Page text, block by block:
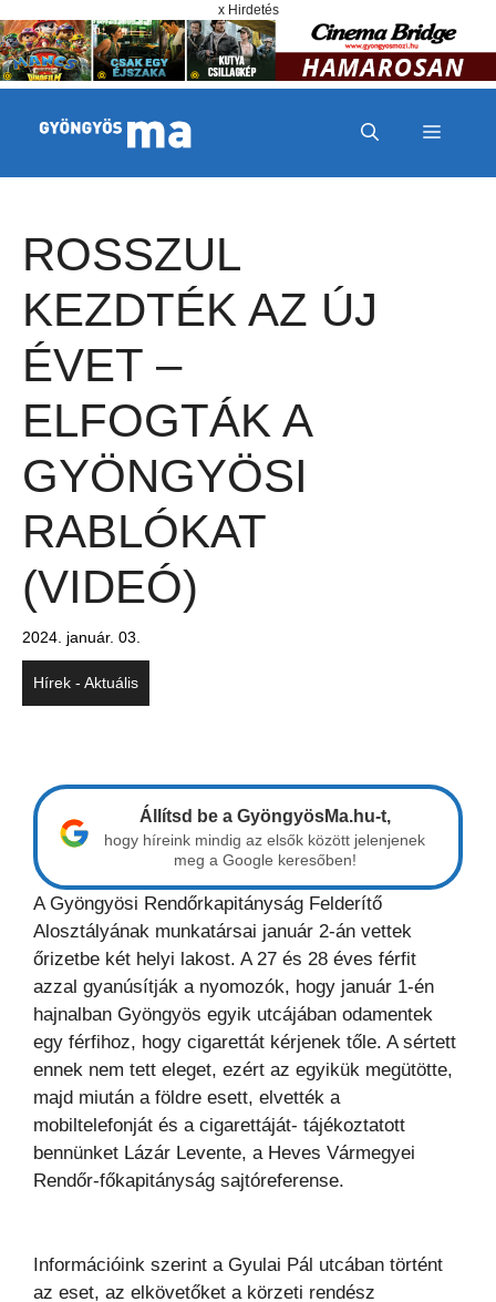
x Hirdetés
MENÜ
ROSSZUL
KEZDTÉK AZ ÚJ
ÉVET –
ELFOGTÁK A
GYÖNGYÖSI
RABLÓKAT
(VIDEÓ)
2024. január. 03.
Hírek - Aktuális
Állítsd be a GyöngyösMa.hu-t,
hogy híreink mindig az elsők között jelenjenek
meg a Google keresőben!
A Gyöngyösi Rendőrkapitányság Felderítő
Alosztályának munkatársai január 2-án vettek
őrizetbe két helyi lakost. A 27 és 28 éves férfit
azzal gyanúsítják a nyomozók, hogy január 1-én
hajnalban Gyöngyös egyik utcájában odamentek
egy férfihoz, hogy cigarettát kérjenek tőle. A sértett
ennek nem tett eleget, ezért az egyikük megütötte,
majd miután a földre esett, elvették a
mobiltelefonját és a cigarettáját- tájékoztatott
bennünket Lázár Levente, a Heves Vármegyei
Rendőr-főkapitányság sajtóreferense.
Információink szerint a Gyulai Pál utcában történt
az eset, az elkövetőket a körzeti rendész